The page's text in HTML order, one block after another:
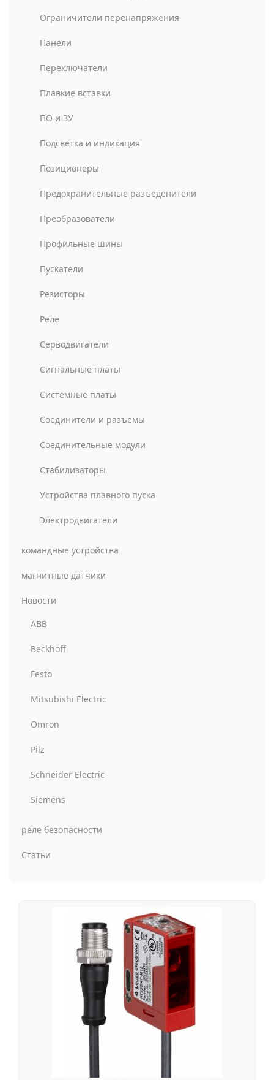
Ограничители перенапряжения
Панели
Переключатели
Плавкие вставки
ПО и ЗУ
Подсветка и индикация
Позиционеры
Предохранительные разъеденители
Преобразователи
Профильные шины
Пускатели
Резисторы
Реле
Серводвигатели
Сигнальные платы
Системные платы
Соединители и разъемы
Соединительные модули
Стабилизаторы
Устройства плавного пуска
Электродвигатели
командные устройства
магнитные датчики
Новости
ABB
Beckhoff
Festo
Mitsubishi Electric
Omron
Pilz
Schneider Electric
Siemens
реле безопасности
Статьи